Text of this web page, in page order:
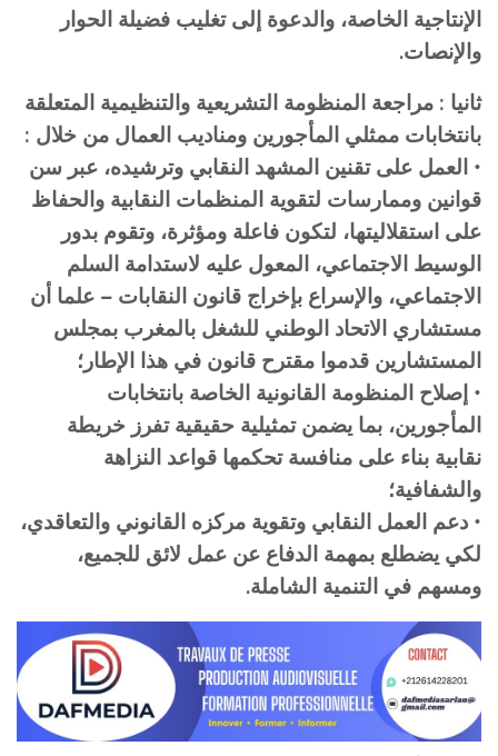
الإنتاجية الخاصة، والدعوة إلى تغليب فضيلة الحوار
والإنصات.
ثانيا : مراجعة المنظومة التشريعية والتنظيمية المتعلقة
بانتخابات ممثلي المأجورين ومناديب العمال من خلال :
• العمل على تقنين المشهد النقابي وترشيده، عبر سن
قوانين وممارسات لتقوية المنظمات النقابية والحفاظ
على استقلاليتها، لتكون فاعلة ومؤثرة، وتقوم بدور
الوسيط الاجتماعي، المعول عليه لاستدامة السلم
الاجتماعي، والإسراع بإخراج قانون النقابات – علما أن
مستشاري الاتحاد الوطني للشغل بالمغرب بمجلس
المستشارين قدموا مقترح قانون في هذا الإطار؛
• إصلاح المنظومة القانونية الخاصة بانتخابات
المأجورين، بما يضمن تمثيلية حقيقية تفرز خريطة
نقابية بناء على منافسة تحكمها قواعد النزاهة
والشفافية؛
• دعم العمل النقابي وتقوية مركزه القانوني والتعاقدي،
لكي يضطلع بمهمة الدفاع عن عمل لائق للجميع،
ومسهم في التنمية الشاملة.